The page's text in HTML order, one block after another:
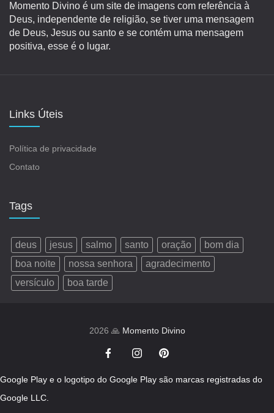
Momento Divino é um site de imagens com referência à
Deus, independente de religião, se tiver uma mensagem
de Deus, Jesus ou santo e se contém uma mensagem
positiva, esse é o lugar.
Links Úteis
Política de privacidade
Contato
Tags
deus jesus salmo santo oração
bom dia
boa noite
nossa senhora
agradecimento
versículo
boa tarde
2026 🙏 Momento Divino
Google Play e o logotipo do Google Play são marcas registradas do
Google LLC.